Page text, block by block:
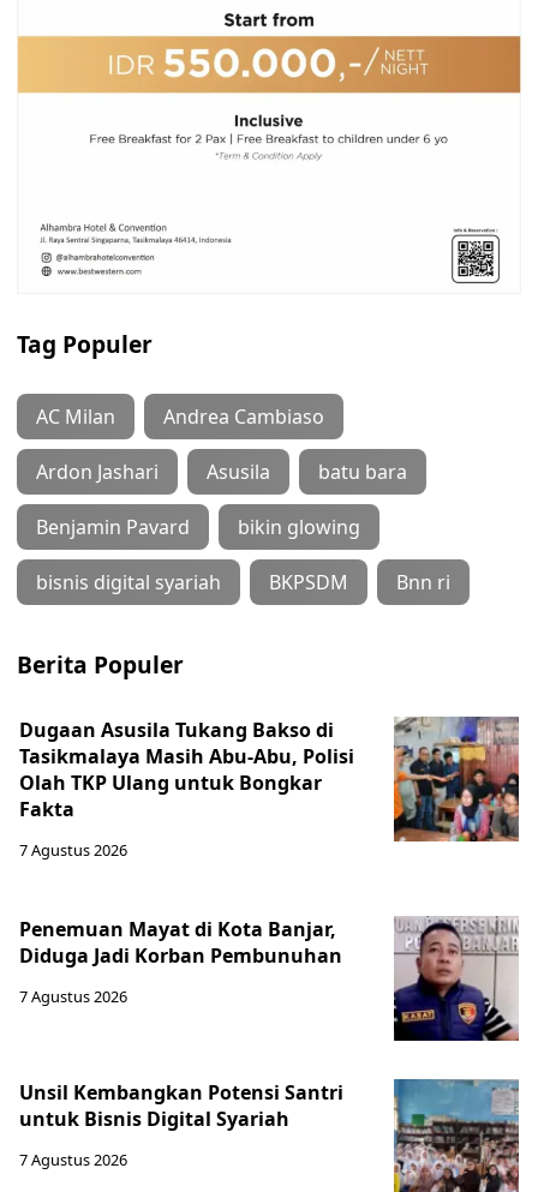
Tag Populer
AC Milan Andrea Cambiaso
Ardon Jashari Asusila batu bara
Benjamin Pavard bikin glowing
bisnis digital syariah BKPSDM Bnn ri
Berita Populer
Dugaan Asusila Tukang Bakso di
Tasikmalaya Masih Abu-Abu, Polisi
Olah TKP Ulang untuk Bongkar
Fakta
7 Agustus 2026
Penemuan Mayat di Kota Banjar,
Diduga Jadi Korban Pembunuhan
7 Agustus 2026
Unsil Kembangkan Potensi Santri
untuk Bisnis Digital Syariah
7 Agustus 2026